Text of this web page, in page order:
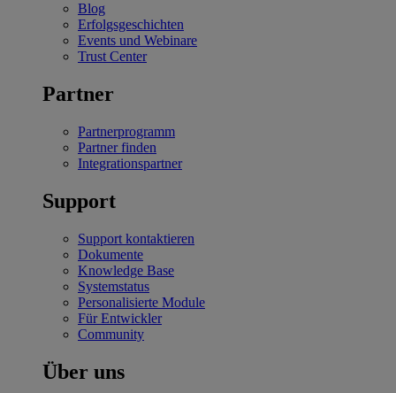
Blog
Erfolgsgeschichten
Events und Webinare
Trust Center
Partner
Partnerprogramm
Partner finden
Integrationspartner
Support
Support kontaktieren
Dokumente
Knowledge Base
Systemstatus
Personalisierte Module
Für Entwickler
Community
Über uns